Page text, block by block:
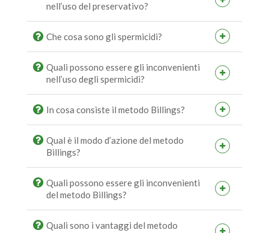
nell’uso del preservativo?
Che cosa sono gli spermicidi?
Quali possono essere gli inconvenienti
nell’uso degli spermicidi?
In cosa consiste il metodo Billings?
Qual è il modo d’azione del metodo
Billings?
Quali possono essere gli inconvenienti
del metodo Billings?
Quali sono i vantaggi del metodo